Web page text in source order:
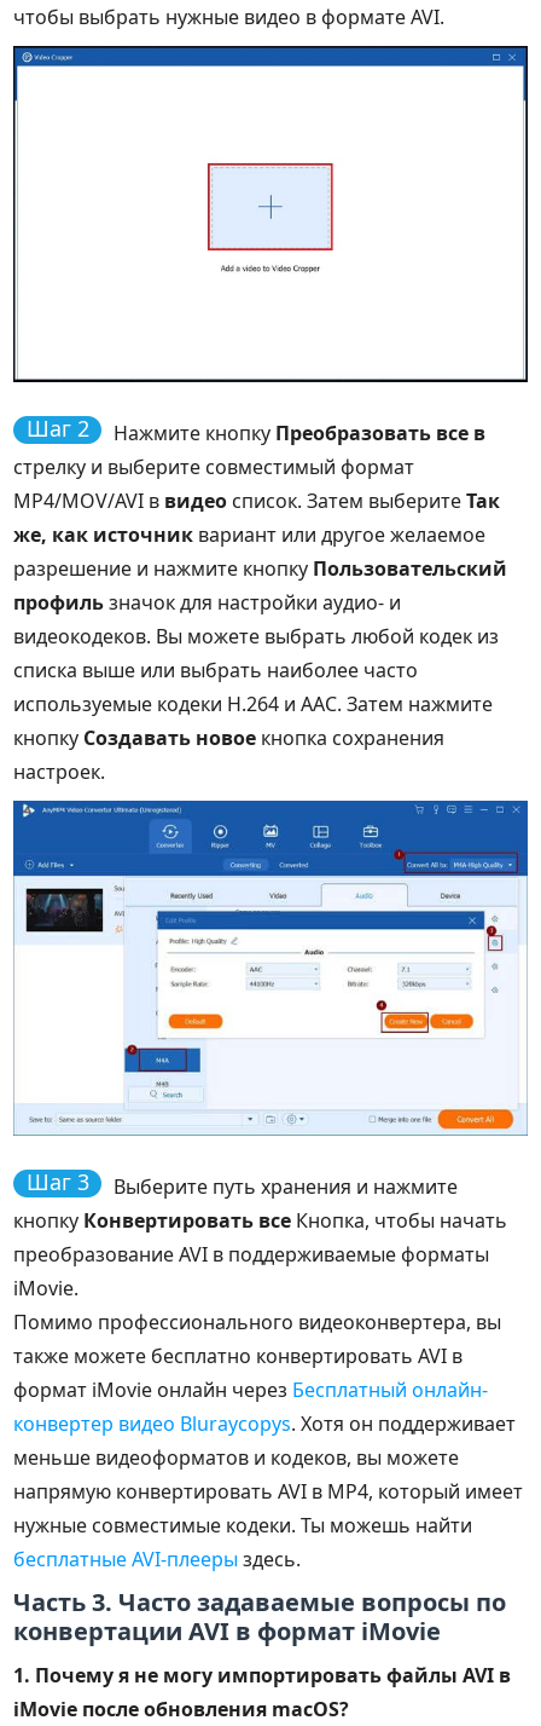
чтобы выбрать нужные видео в формате AVI.
Шаг 2 Нажмите кнопку Преобразовать все в
стрелку и выберите совместимый формат
MP4/MOV/AVI в видео список. Затем выберитеТак
же, как источник вариант или другое желаемое
разрешение и нажмите кнопку Пользовательский
профильзначок для настройки аудио- и
видеокодеков. Вы можете выбрать любой кодек из
списка выше или выбрать наиболее часто
используемые кодеки H.264 и AAC. Затем нажмите
кнопку Создавать новое кнопка сохранения
настроек.
Шаг 3
Выберите путь хранения и нажмите
кнопку Конвертировать все Кнопка, чтобы начать
преобразование AVI в поддерживаемые форматы
iMovie.
Помимо профессионального видеоконвертера, вы
также можете бесплатно конвертировать AVI в
формат iMovie онлайн через Бесплатный онлайн-
конвертер видео Bluraycopys. Хотя он поддерживает
меньше видеоформатов и кодеков, вы можете
напрямую конвертировать AVI в MP4, который имеет
нужные совместимые кодеки. Ты можешь найти
бесплатные AVI-плеерыздесь.
Часть 3. Часто задаваемые вопросы по
конвертации AVI в формат iMovie
1. Почему я не могу импортировать файлы AVI в
iMovie после обновления macOS?